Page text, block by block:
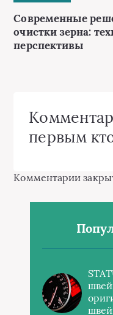
Современные
очистки зерна:
перспективы
первым
Комментарии